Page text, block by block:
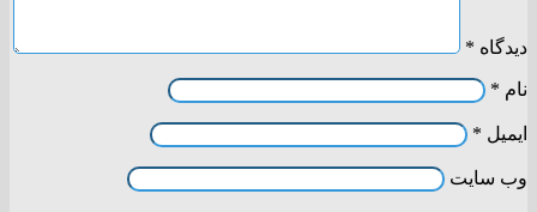
دیدگاه *
نام *
ایمیل *
وب‌ سایت